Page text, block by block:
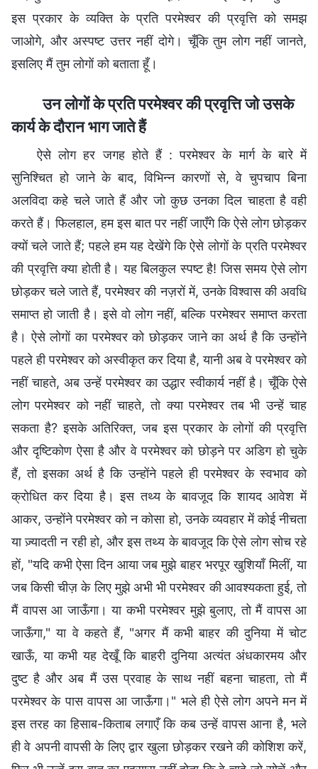
इस प्रकार के व्यक्ति के प्रति परमेश्वर की प्रवृत्ति को समझ
जाओगे, और अस्पष्ट उत्तर नहीं दोगे। चूँकि तुम लोग नहीं जानते,
इसलिए मैं तुम लोगों को बताता हूँ।
उन लोगों के प्रति परमेश्वर की प्रवृत्ति जो उसके
कार्य के दौरान भाग जाते हैं
ऐसे लोग हर जगह होते हैं : परमेश्वर के मार्ग के बारे में
सुनिश्चित हो जाने के बाद, विभिन्न कारणों से, वे चुपचाप बिना
अलविदा कहे चले जाते हैं और जो कुछ उनका दिल चाहता है वही
करते हैं। फिलहाल, हम इस बात पर नहीं जाएँगे कि ऐसे लोग छोड़कर
क्यों चले जाते हैं; पहले हम यह देखेंगे कि ऐसे लोगों के प्रति परमेश्वर
की प्रवृत्ति क्या होती है। यह बिलकुल स्पष्ट है! जिस समय ऐसे लोग
छोड़कर चले जाते हैं, परमेश्वर की नज़रों में, उनके विश्वास की अवधि
समाप्त हो जाती है। इसे वो लोग नहीं, बल्कि परमेश्वर समाप्त करता
है। ऐसे लोगों का परमेश्वर को छोड़कर जाने का अर्थ है कि उन्होंने
पहले ही परमेश्वर को अस्वीकृत कर दिया है, यानी अब वे परमेश्वर को
नहीं चाहते, अब उन्हें परमेश्वर का उद्धार स्वीकार्य नहीं है। चूँकि ऐसे
लोग परमेश्वर को नहीं चाहते, तो क्या परमेश्वर तब भी उन्हें चाह
सकता है? इसके अतिरिक्त, जब इस प्रकार के लोगों की प्रवृत्ति
और दृष्टिकोण ऐसा है और वे परमेश्वर को छोड़ने पर अडिग हो चुके
हैं, तो इसका अर्थ है कि उन्होंने पहले ही परमेश्वर के स्वभाव को
क्रोधित कर दिया है। इस तथ्य के बावजूद कि शायद आवेश में
आकर, उन्होंने परमेश्वर को न कोसा हो, उनके व्यवहार में कोई नीचता
या ज़्यादती न रही हो, और इस तथ्य के बावजूद कि ऐसे लोग सोच रहे
हों, "यदि कभी ऐसा दिन आया जब मुझे बाहर भरपूर खुशियाँ मिलीं, या
जब किसी चीज़ के लिए मुझे अभी भी परमेश्वर की आवश्यकता हुई, तो
मैं वापस आ जाऊँगा। या कभी परमेश्वर मुझे बुलाए, तो मैं वापस आ
जाऊँगा," या वे कहते हैं, "अगर मैं कभी बाहर की दुनिया में चोट
खाऊँ, या कभी यह देखूँ कि बाहरी दुनिया अत्यंत अंधकारमय और
दुष्ट है और अब मैं उस प्रवाह के साथ नहीं बहना चाहता, तो मैं
परमेश्वर के पास वापस आ जाऊँगा।" भले ही ऐसे लोग अपने मन में
इस तरह का हिसाब-किताब लगाएँ कि कब उन्हें वापस आना है, भले
ही वे अपनी वापसी के लिए द्वार खुला छोड़कर रखने की कोशिश करें,